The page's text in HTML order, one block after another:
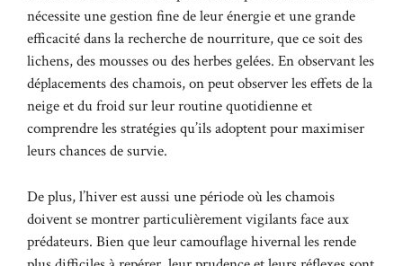
nécessite une gestion fine de leur énergie et une grande
efficacité dans la recherche de nourriture, que ce soit des
lichens, des mousses ou des herbes gelées. En observant les
déplacements des chamois, on peut observer les effets de la
neige et du froid sur leur routine quotidienne et
comprendre les stratégies qu’ils adoptent pour maximiser
leurs chances de survie.
De plus, l’hiver est aussi une période où les chamois
doivent se montrer particulièrement vigilants face aux
prédateurs. Bien que leur camouflage hivernal les rende